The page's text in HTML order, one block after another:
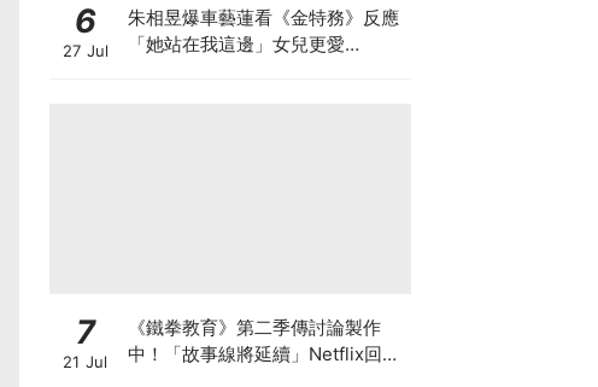
6
27 Jul
朱相昱爆車藝蓮看《金特務》反應
「她站在我這邊」女兒更愛
7
21 Jul
《鐵拳教育》第二季傳討論製作
中！「故事線將延續」Netflix回應